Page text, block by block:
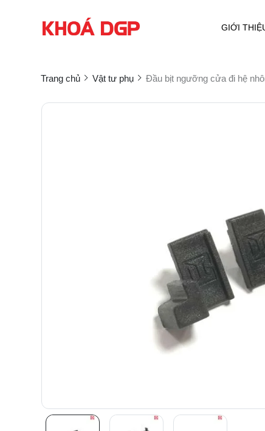
GIỚI
Trang chủ Vật tư phụ Đầu bịt ngưỡng cửa đi hệ